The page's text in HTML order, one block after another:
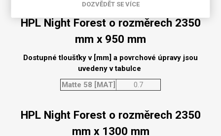
HPL Night Forest o rozměrech 2350
mm x 950 mm
Dostupné tloušťky v [mm] a povrchové úpravy jsou
uvedeny v tabulce
Matte 58 [MAT]
0.7
HPL Night Forest o rozměrech 2350
mm x 1300 mm
DOZVĚDĚT SE VÍCE